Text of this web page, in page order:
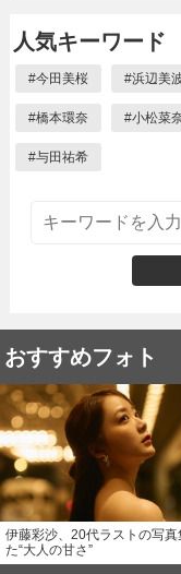
人気キーワード
#今田美桜 #浜辺美
#橋本環奈 #小松菜
#与田祐希
おすすめフォト
伊藤彩沙、20代ラストの写真
た“大人の甘さ”